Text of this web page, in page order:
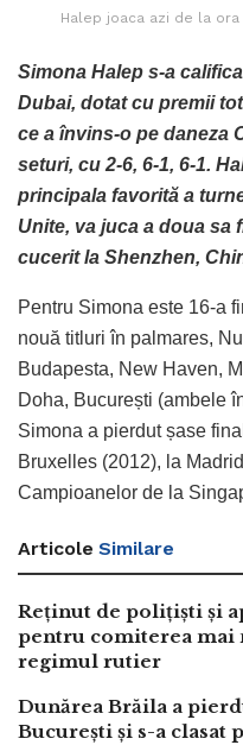
Halep joaca azi de la
Simona Halep s-a
Dubai, dotat cu premii
ce a învins-o pe daneza
seturi, cu 2-6, 6-1, 6-1.
principala favorită a
Unite, va juca a doua sa
cucerit la Shenzhen,
Pentru Simona este 16-a
nouă titluri în palmares,
Budapesta, New Haven,
Doha, București (ambele
Simona a pierdut șase
Bruxelles (2012), la
Campioanelor de la
Articole Similare
Reținut de polițiști și
pentru comiterea
regimul rutier
Dunărea Brăila a
București și s-a clasat